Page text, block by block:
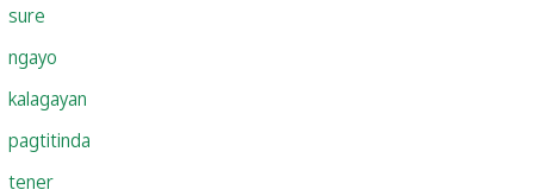
sure
ngayo
kalagayan
pagtitinda
tener